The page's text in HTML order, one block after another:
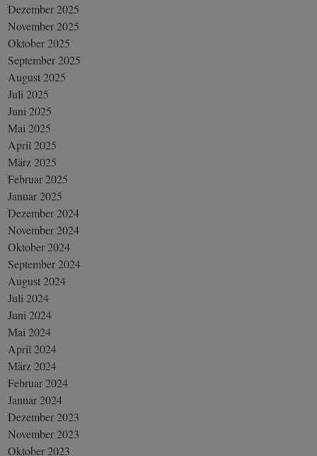
Dezember 2025
November 2025
Oktober 2025
September 2025
August 2025
Juli 2025
Juni 2025
Mai 2025
April 2025
März 2025
Februar 2025
Januar 2025
Dezember 2024
November 2024
Oktober 2024
September 2024
August 2024
Juli 2024
Juni 2024
Mai 2024
April 2024
März 2024
Februar 2024
Januar 2024
Dezember 2023
November 2023
Oktober 2023